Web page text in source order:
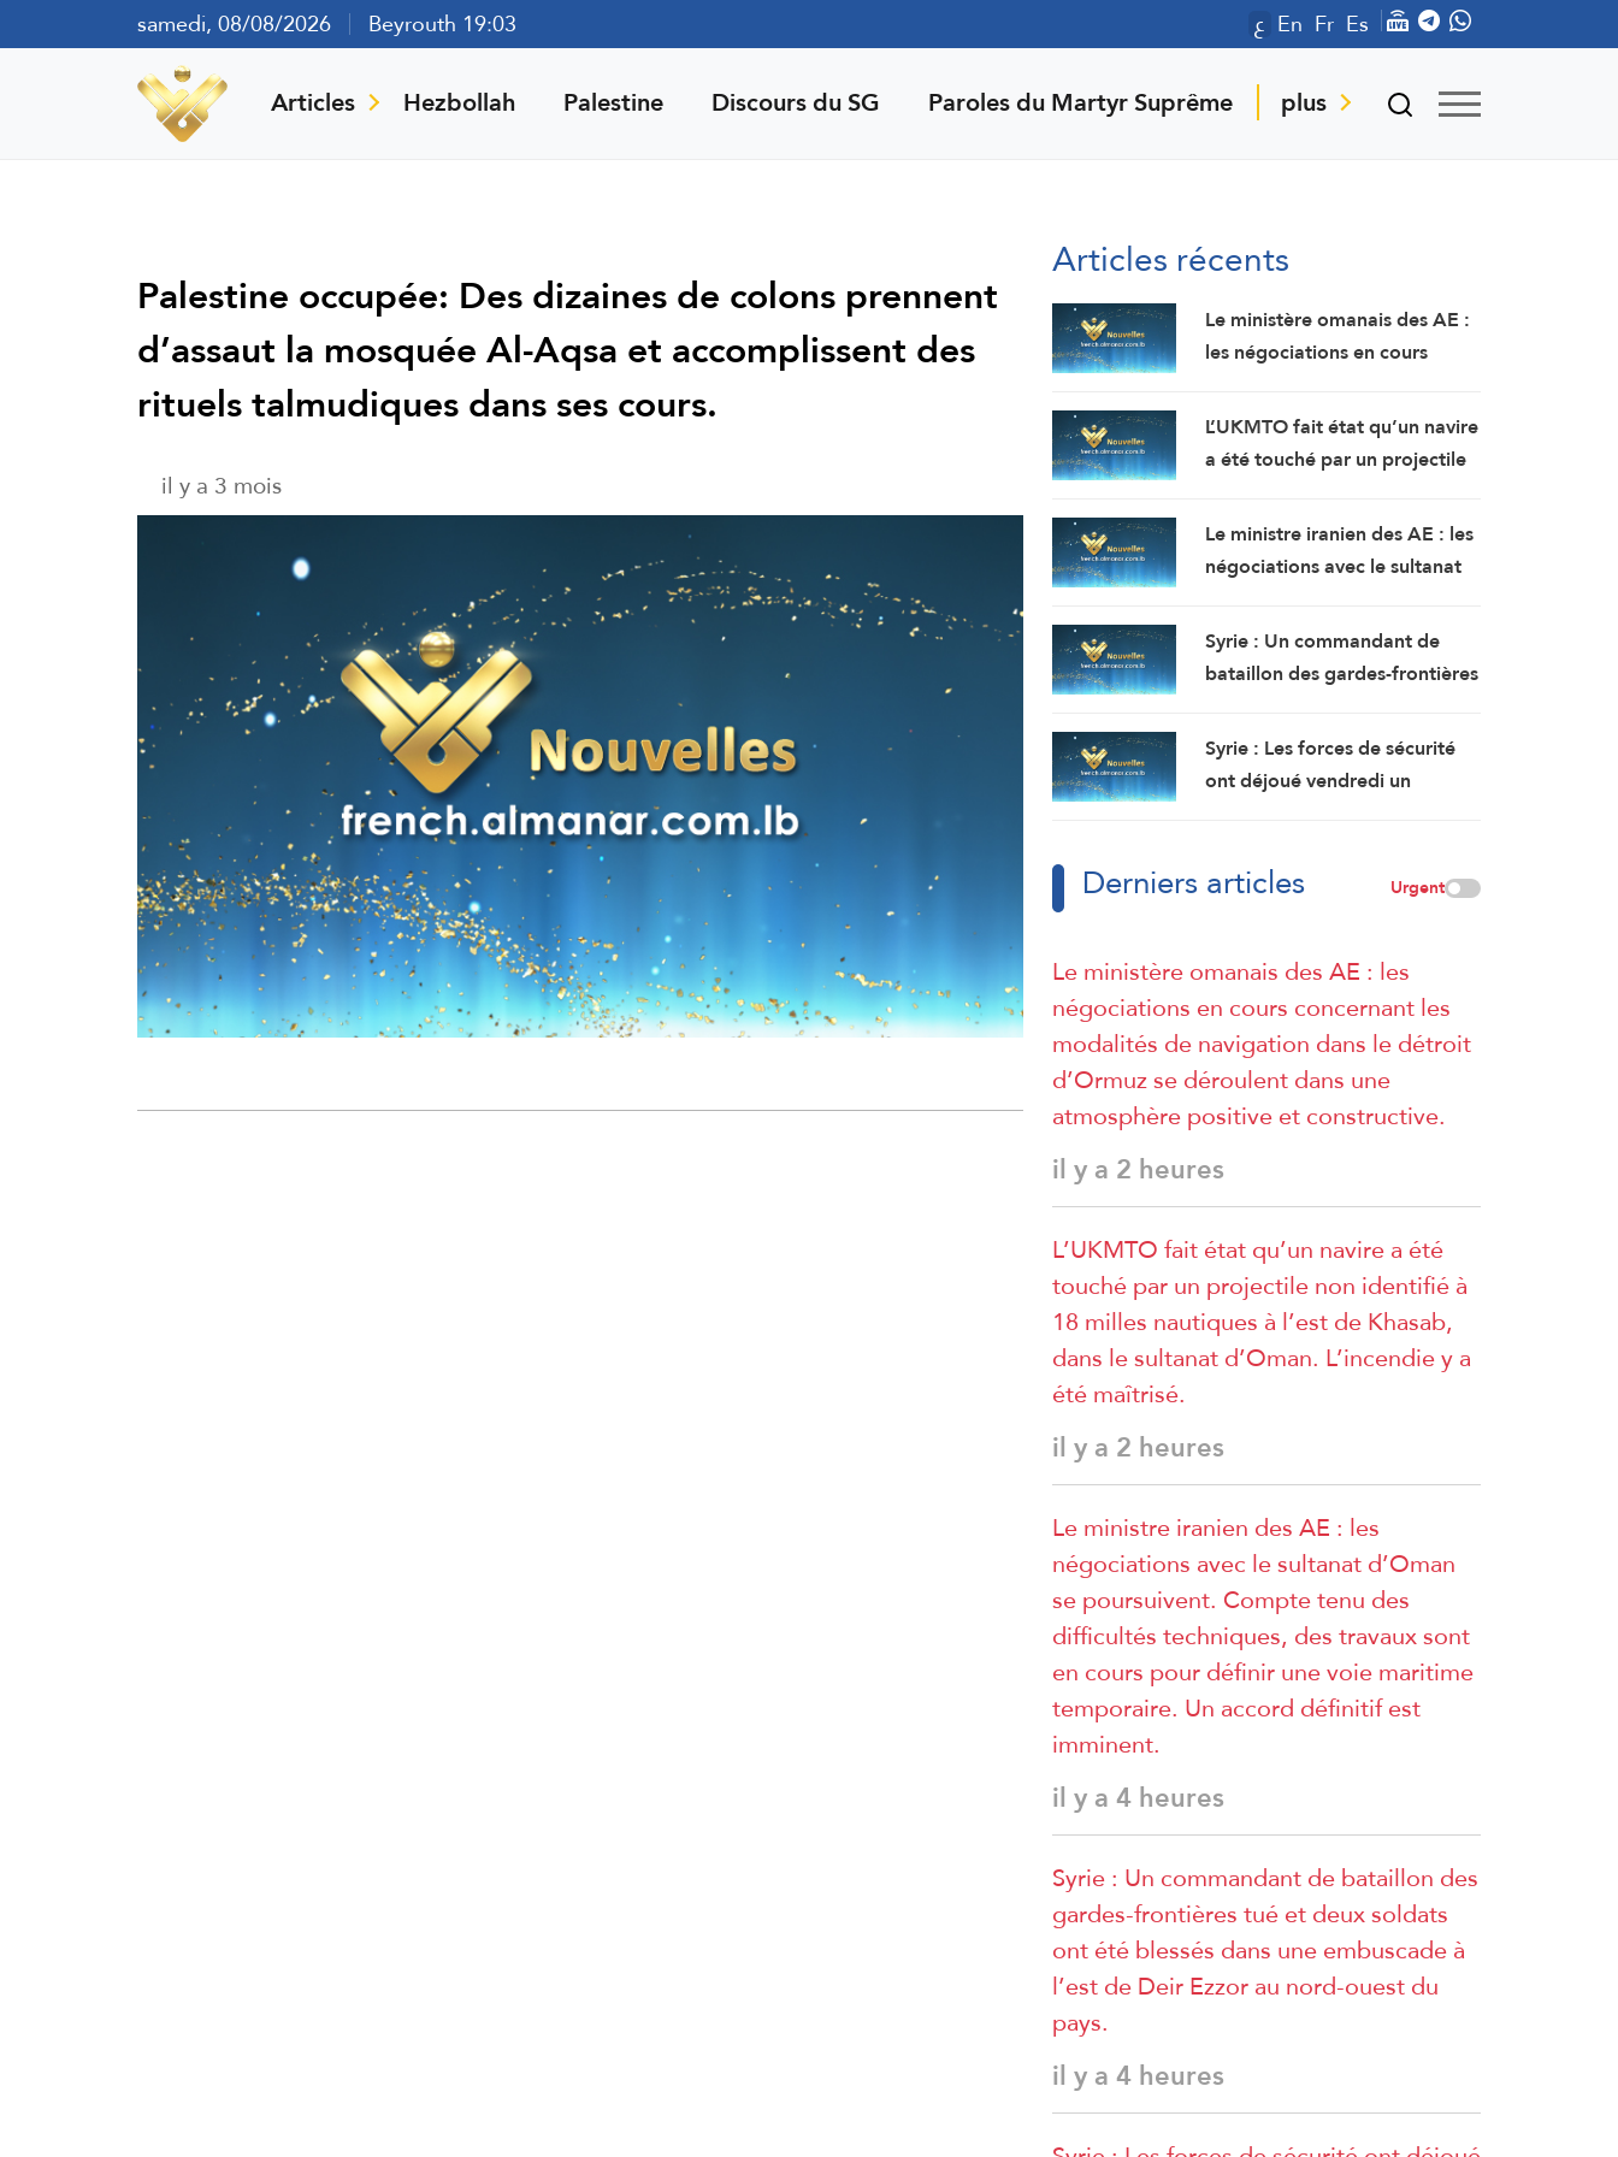
samedi, 08/08/2026 Beyrouth 19:03 ع En Fr Es
Articles Hezbollah Palestine Discours du SG Paroles du Martyr Suprême plus
Palestine occupée: Des dizaines de colons prennent
d’assaut la mosquée Al-Aqsa et accomplissent des
rituels talmudiques dans ses cours.
il y a 3 mois
Articles récents
Le ministère omanais des AE :
les négociations en cours
navigation dans le détroit
d’Ormuz se déroulent dans
une atmosphère positive et
L’UKMTO fait état qu’un navire
a été touché par un projectile
nautiques à l’est de Khasab,
dans le sultanat d’Oman.
L’incendie y a été maîtrisé.
Le ministre iranien des AE : les
négociations avec le sultanat
Compte tenu des difficultés
techniques, des travaux sont
en cours pour définir une voie
accord définitif est imminent.
Syrie : Un commandant de
bataillon des gardes-frontières
blessés dans une embuscade à
l’est de Deir Ezzor au nord-
ouest du pays.
Syrie : Les forces de sécurité
ont déjoué vendredi un
Sayyeda Zeinab dans la
Derniers articles Urgent
Le ministère omanais des AE : les
négociations en cours concernant les
modalités de navigation dans le détroit
d’Ormuz se déroulent dans une
atmosphère positive et constructive.
il y a 2 heures
L’UKMTO fait état qu’un navire a été
touché par un projectile non identifié à
18 milles nautiques à l’est de Khasab,
dans le sultanat d’Oman. L’incendie y a
été maîtrisé.
il y a 2 heures
Le ministre iranien des AE : les
négociations avec le sultanat d’Oman
se poursuivent. Compte tenu des
difficultés techniques, des travaux sont
en cours pour définir une voie maritime
temporaire. Un accord définitif est
imminent.
il y a 4 heures
Syrie : Un commandant de bataillon des
gardes-frontières tué et deux soldats
ont été blessés dans une embuscade à
l’est de Deir Ezzor au nord-ouest du
pays.
il y a 4 heures